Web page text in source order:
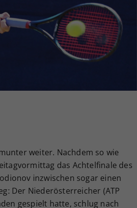
weiter. Nachdem so wie
das Achtelfinale des
inzwischen sogar einen
Der Niederösterreicher (ATP
gespielt hatte, schlug nach
vorgenommen Einstellungen, falls der
Betreiber dies eingestellt hat.